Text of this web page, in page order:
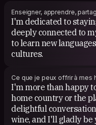
Enseigner, apprendre,
I'm dedicated to
deeply connected to
to learn new
cultures.
Ce que je peux offrir à mes
I'm more than happy
home country or the
delightful
wine, and I'll gladly be